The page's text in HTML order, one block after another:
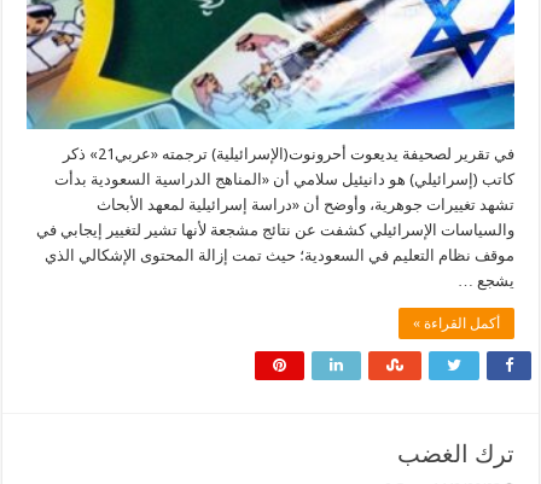
في تقرير لصحيفة يديعوت أحرونوت(الإسرائيلية) ترجمته «عربي21» ذكر
كاتب (إسرائيلي) هو دانيئيل سلامي أن «المناهج الدراسية السعودية بدأت
تشهد تغييرات جوهرية، وأوضح أن «دراسة إسرائيلية لمعهد الأبحاث
والسياسات الإسرائيلي كشفت عن نتائج مشجعة لأنها تشير لتغيير إيجابي في
موقف نظام التعليم في السعودية؛ حيث تمت إزالة المحتوى الإشكالي الذي
يشجع …
أكمل القراءة »
ترك الغضب